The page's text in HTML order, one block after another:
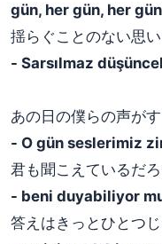
gün, her gün, her
揺らぐことのない思
- Sarsılmaz
あの日の僕らの声が
- O gün seslerimiz
君も聞こえているだ
- beni duyabiliyor
答えはきっとひとつ